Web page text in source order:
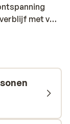
met veel
ook een
de kinderen
is uitgebreid
dag
in
drankje heb
een